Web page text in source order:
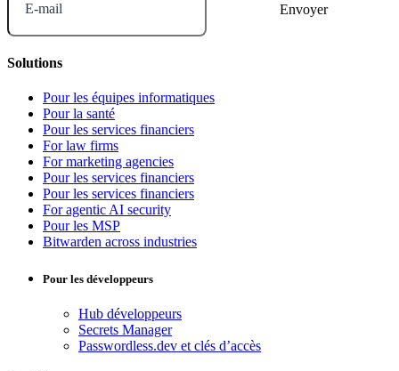
E-mail
Solutions
Pour les équipes informatiques
Pour la santé
Pour les services financiers
For law firms
For marketing agencies
Pour les services financiers
Pour les services financiers
For agentic AI security
Pour les MSP
Bitwarden across industries
Pour les développeurs
Hub développeurs
Secrets Manager
Passwordless.dev et clés d’accès